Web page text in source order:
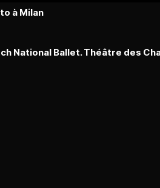
à Milan
National Ballet. Théâtre des